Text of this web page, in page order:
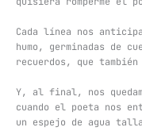
Cada línea nos
humo, germinadas de
recuerdos, que
Y, al final, nos
cuando el poeta nos
un espejo de agua